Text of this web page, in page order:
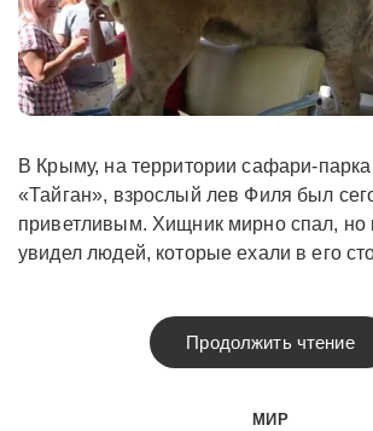
В Крыму, на территории сафари-парка под названием
«Тайган», взрослый лев Филя был
приветливым. Хищник мирно спал, но
увидел людей, которые ехали в его
Продолжить чтение
МИР